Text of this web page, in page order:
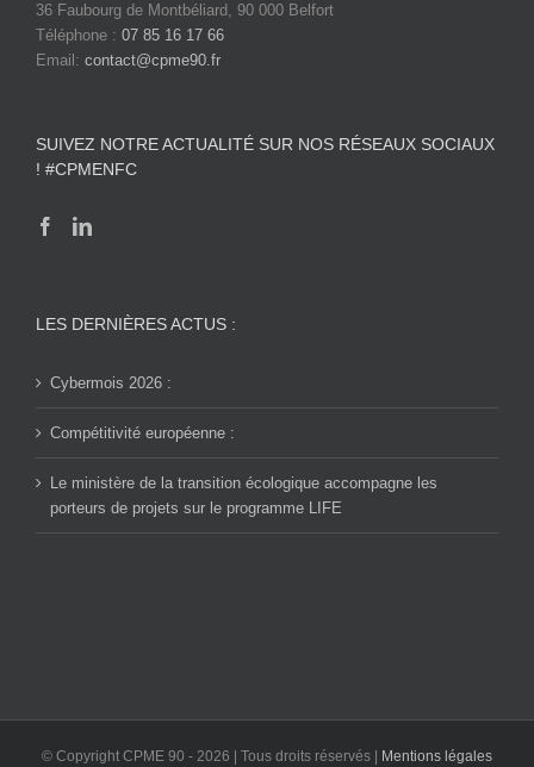
36 Faubourg de Montbéliard, 90 000 Belfort
Téléphone : 07 85 16 17 66
Email: contact@cpme90.fr
SUIVEZ NOTRE ACTUALITÉ SUR NOS RÉSEAUX SOCIAUX
! #CPMENFC
LES DERNIÈRES ACTUS :
Cybermois 2026 :
Compétitivité européenne :
Le ministère de la transition écologique accompagne les
porteurs de projets sur le programme LIFE
© Copyright CPME 90 - 2026 | Tous droits réservés | Mentions légales